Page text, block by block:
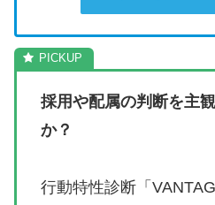
採用や配属の判断を主
か？
行動特性診断「